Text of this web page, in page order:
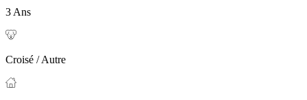
3 Ans
Croisé / Autre